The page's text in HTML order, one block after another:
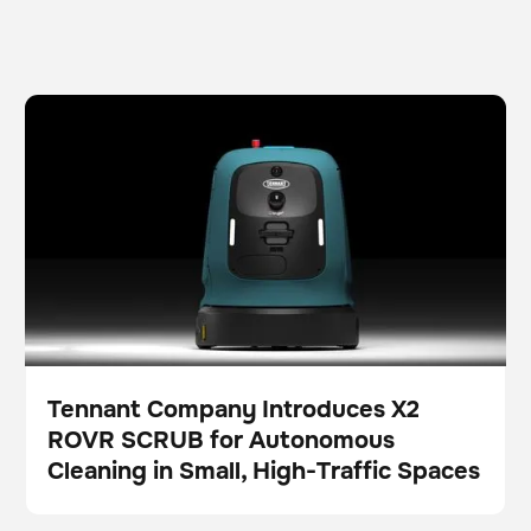
Tennant Company Introduces X2 ROVR SCRUB for
Autonomous Cleaning in Small, High-Traffic Spaces
Laveur
Entretien des sols
Presse
Tennant Company Introduces X2
ROVR SCRUB for Autonomous
Cleaning in Small, High-Traffic Spaces